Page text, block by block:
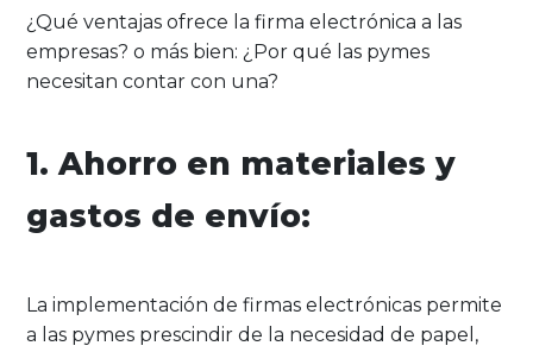
¿Qué ventajas ofrece la firma electrónica a las
empresas? o más bien: ¿Por qué las pymes
necesitan contar con una?
1. Ahorro en materiales y
gastos de envío:
La implementación de firmas electrónicas permite
a las pymes prescindir de la necesidad de papel,